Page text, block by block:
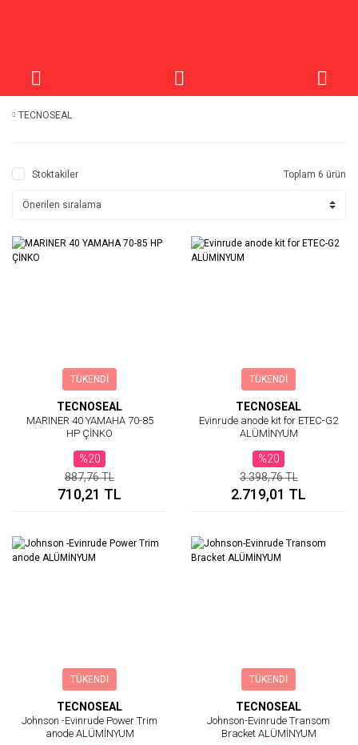
TECNOSEAL
Stoktakiler Toplam 6 ürün
TÜKENDİ
TECNOSEAL
MARINER 40 YAMAHA 70-85
HP ÇİNKO
%20
710,21 TL
887,76 TL
TÜKENDİ
TECNOSEAL
Evinrude anode kit for ETEC-G2
ALÜMİNYUM
%20
2.719,01 TL
3.398,76 TL
TÜKENDİ
TECNOSEAL
Johnson -Evinrude Power Trim
anode ALÜMİNYUM
TÜKENDİ
TECNOSEAL
Johnson-Evinrude Transom
Bracket ALÜMİNYUM